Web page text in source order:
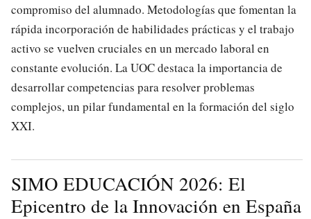
compromiso del alumnado. Metodologías que fomentan la
rápida incorporación de habilidades prácticas y el trabajo
activo se vuelven cruciales en un mercado laboral en
constante evolución. La UOC destaca la importancia de
desarrollar competencias para resolver problemas
complejos, un pilar fundamental en la formación del siglo
XXI.
SIMO EDUCACIÓN 2026: El
Epicentro de la Innovación en España